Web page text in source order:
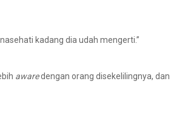
kadang dia udah mengerti.”
awaredengan orang disekelilingnya, dan